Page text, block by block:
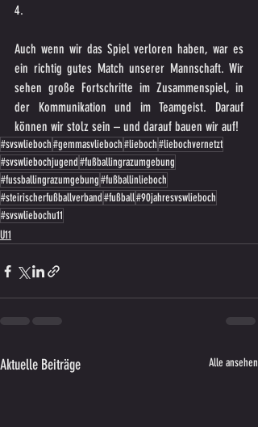
4.
Auch wenn wir das Spiel verloren haben, war es
ein richtig gutes Match unserer Mannschaft. Wir
sehen große Fortschritte im Zusammenspiel, in
der Kommunikation und im Teamgeist. Darauf
können wir stolz sein – und darauf bauen wir auf!
#svswlieboch#gemmasvlieboch#lieboch#liebochvernetzt
#svswliebochjugend#fußballingrazumgebung
#fussballingrazumgebung#fußballinlieboch
#steirischerfußballverband#fußball#90jahresvswlieboch
#svswliebochu11
U11
Aktuelle Beiträge Alle ansehen